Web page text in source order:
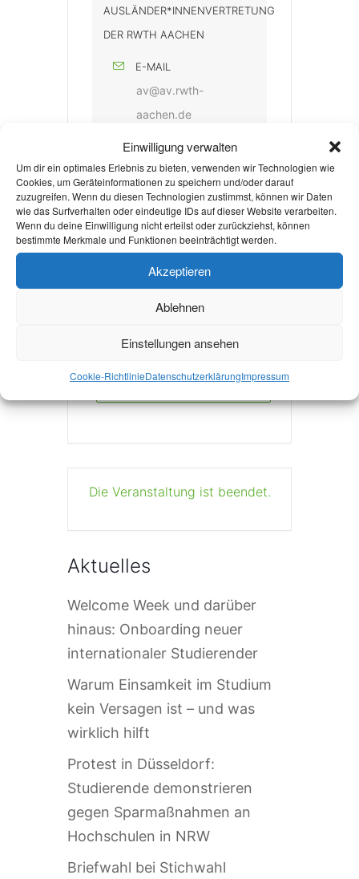
Einwilligung verwalten
Um dir ein optimales Erlebnis zu bieten, verwenden wir Technologien wie
Cookies, um Geräteinformationen zu speichern und/oder darauf
zuzugreifen. Wenn du diesen Technologien zustimmst, können wir Daten
wie das Surfverhalten oder eindeutige IDs auf dieser Website verarbeiten.
Wenn du deine Einwilligung nicht erteilst oder zurückziehst, können
bestimmte Merkmale und Funktionen beeinträchtigt werden.
Akzeptieren
Ablehnen
Einstellungen ansehen
Cookie-RichtlinieDatenschutzerklärungImpressum
AUSLÄNDER*INNENVERTRETUNG
DER RWTH AACHEN
E-MAIL
av@av.rwth-
aachen.de
WEBSITE
http://av.rwth-
aachen.de/
+ iCal / Outlook export
Die Veranstaltung ist beendet.
Aktuelles
Welcome Week und darüber
hinaus: Onboarding neuer
internationaler Studierender
Warum Einsamkeit im Studium
kein Versagen ist – und was
wirklich hilft
Protest in Düsseldorf:
Studierende demonstrieren
gegen Sparmaßnahmen an
Hochschulen in NRW
Briefwahl bei Stichwahl